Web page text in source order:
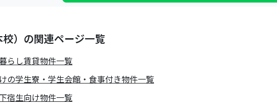
）の関連ページ一覧
らし賃貸物件一覧
学生寮・学生会館・食事付き物件一覧
宿生向け物件一覧